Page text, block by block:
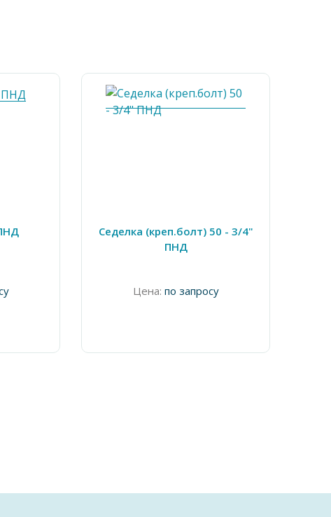
Седелка (креп.болт) 50 - 3/4"
ПНД
Цена: по запросу